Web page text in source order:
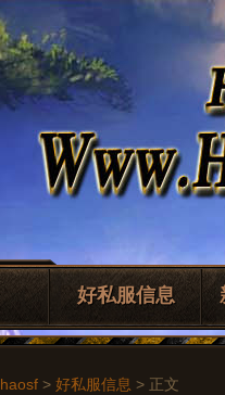
好私服信息
haosf > 好私服信息 > 正文